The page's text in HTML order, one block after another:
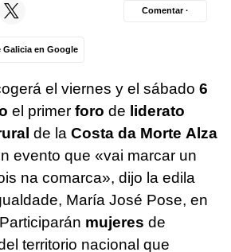
Galicia en Google
Comentar ·
el viernes y el sábado 6
el primer foro de liderato
de la Costa da Morte Alza
evento que «vai marcar un
na comarca», dijo la edila
María José Pose, en
mujeres de
territorio nacional que